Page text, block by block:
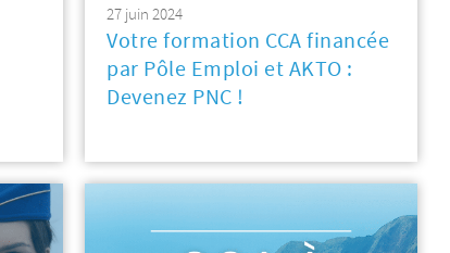
27 juin 2024
Votre formation CCA financée
par Pôle Emploi et AKTO :
Devenez PNC !